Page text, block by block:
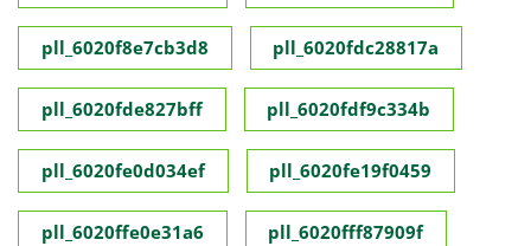
pll_6020f8e7cb3d8 pll_6020fdc28817a
pll_6020fde827bff pll_6020fdf9c334b
pll_6020fe0d034ef pll_6020fe19f0459
pll_6020ffe0e31a6 pll_6020fff87909f